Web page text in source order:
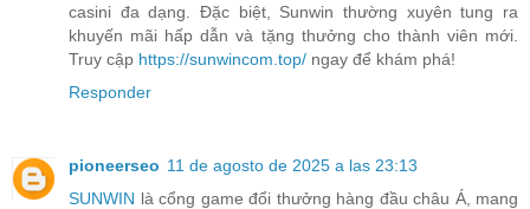
casini đa dạng. Đặc biệt, Sunwin thường xuyên tung ra
khuyến mãi hấp dẫn và tặng thưởng cho thành viên mới.
Truy cập https://sunwincom.top/ ngay để khám phá!
Responder
pioneerseo 11 de agosto de 2025 a las 23:13
SUNWIN là cổng game đổi thưởng hàng đầu châu Á, mang